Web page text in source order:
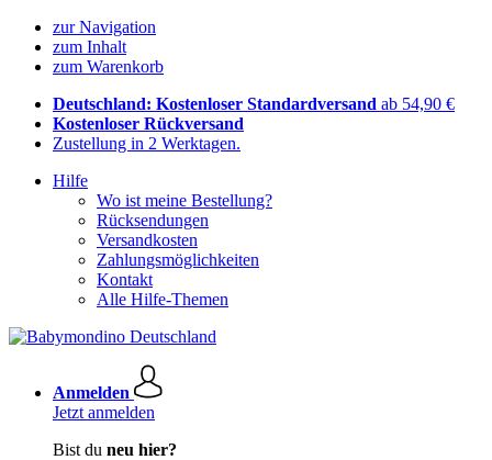
zur Navigation
zum Inhalt
zum Warenkorb
Deutschland: Kostenloser Standardversand ab 54,90 €
Kostenloser Rückversand
Zustellung in 2 Werktagen.
Hilfe
Wo ist meine Bestellung?
Rücksendungen
Versandkosten
Zahlungsmöglichkeiten
Kontakt
Alle Hilfe-Themen
Anmelden
Jetzt anmelden
Bist du neu hier?